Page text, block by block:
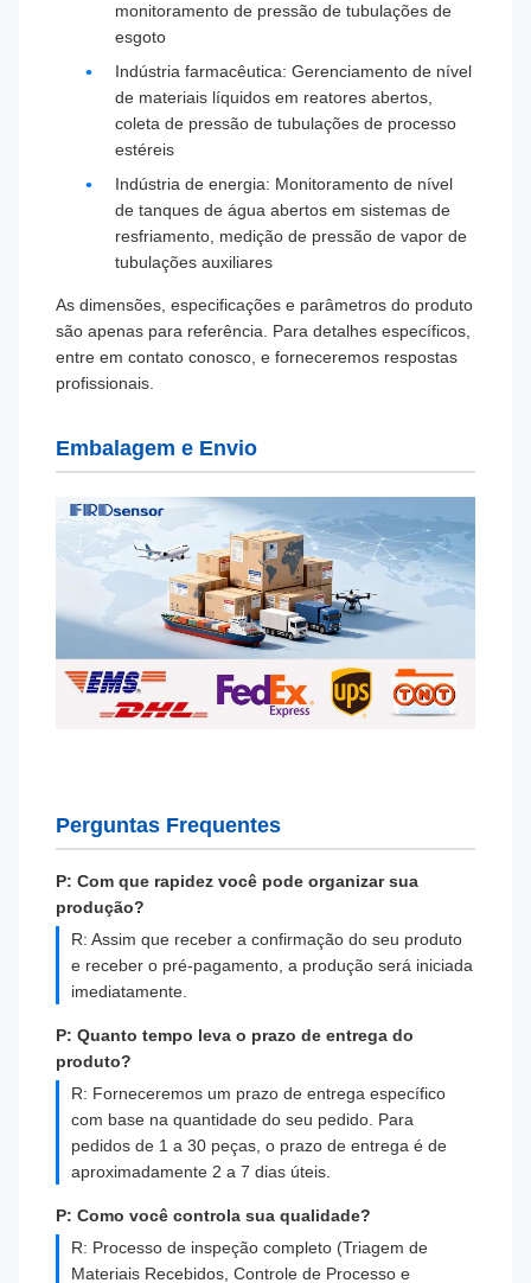
monitoramento de pressão de tubulações de
esgoto
Indústria farmacêutica: Gerenciamento de nível
de materiais líquidos em reatores abertos,
coleta de pressão de tubulações de processo
estéreis
Indústria de energia: Monitoramento de nível
de tanques de água abertos em sistemas de
resfriamento, medição de pressão de vapor de
tubulações auxiliares
As dimensões, especificações e parâmetros do produto
são apenas para referência. Para detalhes específicos,
entre em contato conosco, e forneceremos respostas
profissionais.
Embalagem e Envio
Perguntas Frequentes
P: Com que rapidez você pode organizar sua
produção?
R: Assim que receber a confirmação do seu produto
e receber o pré-pagamento, a produção será iniciada
imediatamente.
P: Quanto tempo leva o prazo de entrega do
produto?
R: Forneceremos um prazo de entrega específico
com base na quantidade do seu pedido. Para
pedidos de 1 a 30 peças, o prazo de entrega é de
aproximadamente 2 a 7 dias úteis.
P: Como você controla sua qualidade?
R: Processo de inspeção completo (Triagem de
Materiais Recebidos, Controle de Processo e